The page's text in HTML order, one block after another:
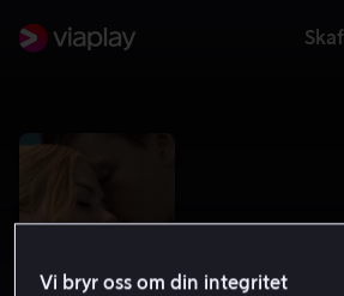
Vi bryr oss om din integritet